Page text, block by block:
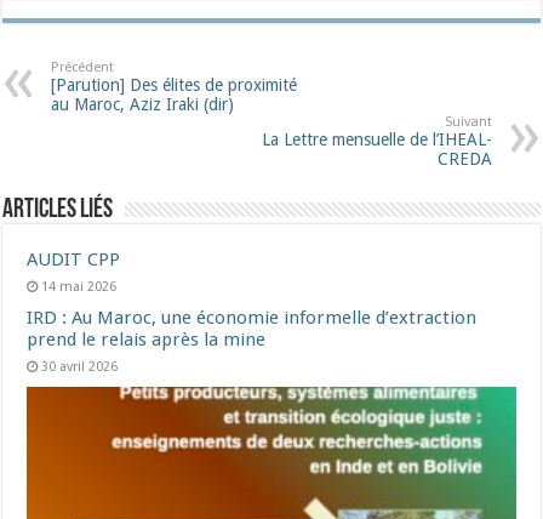
Précédent
[Parution] Des élites de proximité
au Maroc, Aziz Iraki (dir)
Suivant
La Lettre mensuelle de l’IHEAL-
CREDA
Articles liés
AUDIT CPP
14 mai 2026
IRD : Au Maroc, une économie informelle d’extraction
prend le relais après la mine
30 avril 2026